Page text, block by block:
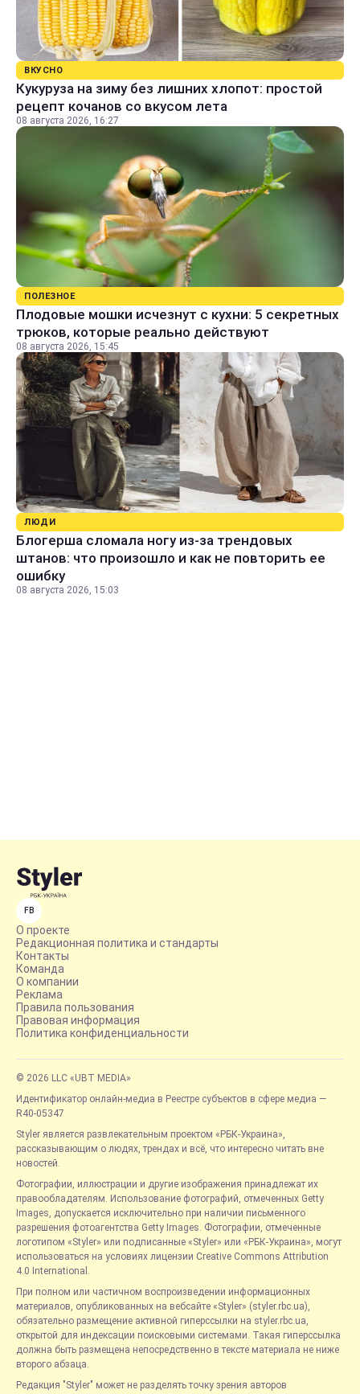
ВКУСНО
Кукуруза на зиму без лишних хлопот: простой
рецепт кочанов со вкусом лета
08 августа 2026, 16:27
ПОЛЕЗНОЕ
Плодовые мошки исчезнут с кухни: 5 секретных
трюков, которые реально действуют
08 августа 2026, 15:45
ЛЮДИ
Блогерша сломала ногу из-за трендовых
штанов: что произошло и как не повторить ее
ошибку
08 августа 2026, 15:03
FB
О проекте
Редакционная политика и стандарты
Контакты
Команда
О компании
Реклама
Правила пользования
Правовая информация
Политика конфиденциальности
© 2026 LLC «UBT MEDIA»
Идентификатор онлайн-медиа в Реестре субъектов в сфере медиа —
R40-05347
Styler является развлекательным проектом «РБК-Украина»,
рассказывающим о людях, трендах и всё, что интересно читать вне
новостей.
Фотографии, иллюстрации и другие изображения принадлежат их
правообладателям. Использование фотографий, отмеченных Getty
Images, допускается исключительно при наличии письменного
разрешения фотоагентства Getty Images. Фотографии, отмеченные
логотипом «Styler» или подписанные «Styler» или «РБК-Украина», могут
использоваться на условиях лицензии Creative Commons Attribution
4.0 International.
При полном или частичном воспроизведении информационных
материалов, опубликованных на вебсайте «Styler» (styler.rbc.ua),
обязательно размещение активной гиперссылки на styler.rbc.ua,
открытой для индексации поисковыми системами. Такая гиперссылка
должна быть размещена непосредственно в тексте материала не ниже
второго абзаца.
Редакция "Styler" может не разделять точку зрения авторов